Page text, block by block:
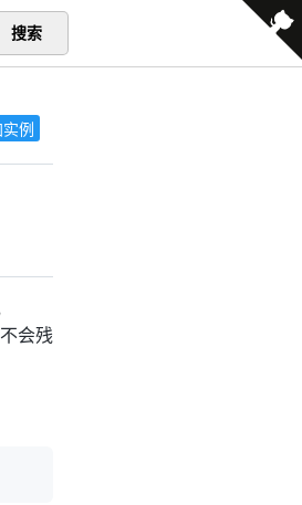
搜索
例
会残